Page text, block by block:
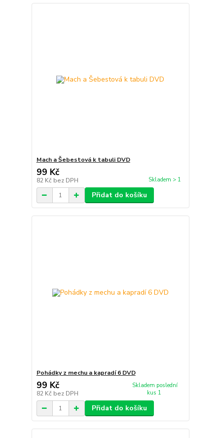
Mach a Šebestová k tabuli DVD
99 Kč
82 Kč bez DPH Skladem > 1
Přidat do košíku
Pohádky z mechu a kapradí 6 DVD
99 Kč
82 Kč bez DPH
Skladem poslední
kus 1
Přidat do košíku